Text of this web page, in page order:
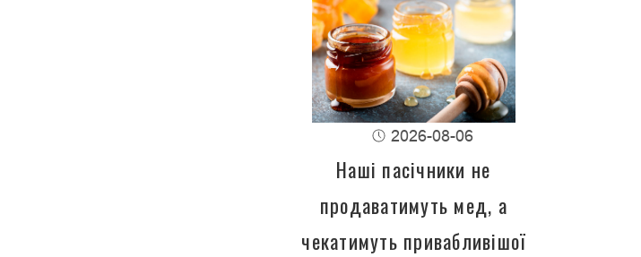
2026-08-06
Наші пасічники не
продаватимуть мед, а
чекатимуть привабливішої